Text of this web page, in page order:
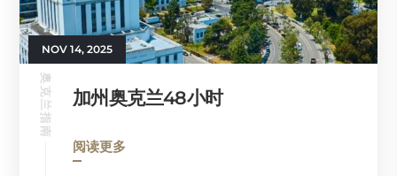
NOV 14, 2025
奥克兰指南 加州奥克兰48小时
阅读更多